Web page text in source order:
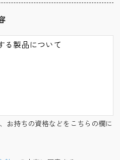
お持ちの資格などをこちらの欄に